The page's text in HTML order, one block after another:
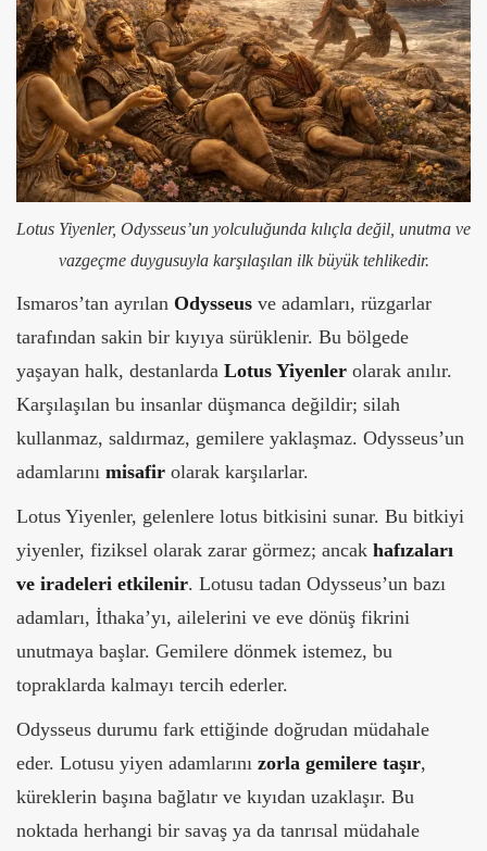
Lotus Yiyenler, Odysseus’un yolculuğunda kılıçla değil, unutma ve
vazgeçme duygusuyla karşılaşılan ilk büyük tehlikedir.
Ismaros’tan ayrılan Odysseus ve adamları, rüzgarlar
tarafından sakin bir kıyıya sürüklenir. Bu bölgede
yaşayan halk, destanlarda Lotus Yiyenler olarak anılır.
Karşılaşılan bu insanlar düşmanca değildir; silah
kullanmaz, saldırmaz, gemilere yaklaşmaz. Odysseus’un
adamlarını misafir olarak karşılarlar.
Lotus Yiyenler, gelenlere lotus bitkisini sunar. Bu bitkiyi
yiyenler, fiziksel olarak zarar görmez; ancak hafızaları
ve iradeleri etkilenir. Lotusu tadan Odysseus’un bazı
adamları, İthaka’yı, ailelerini ve eve dönüş fikrini
unutmaya başlar. Gemilere dönmek istemez, bu
topraklarda kalmayı tercih ederler.
Odysseus durumu fark ettiğinde doğrudan müdahale
eder. Lotusu yiyen adamlarını zorla gemilere taşır,
küreklerin başına bağlatır ve kıyıdan uzaklaşır. Bu
noktada herhangi bir savaş ya da tanrısal müdahale